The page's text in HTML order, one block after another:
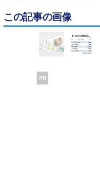
この記事の画像
PR